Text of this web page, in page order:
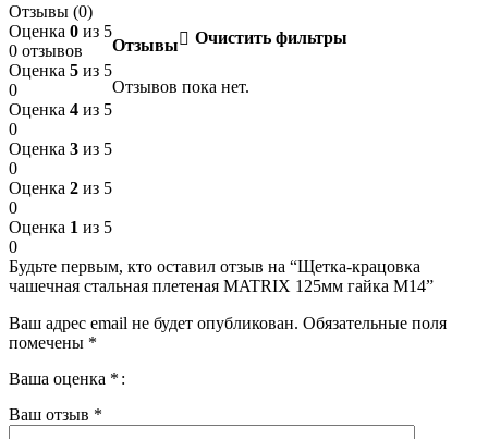
Отзывы (0)
Оценка 0 из 5
0 отзывов
Оценка 5 из 5
0
Оценка 4 из 5
0
Оценка 3 из 5
0
Оценка 2 из 5
0
Оценка 1 из 5
0
Отзывы Очистить фильтры
Отзывов пока нет.
Будьте первым, кто оставил отзыв на “Щетка-крацовка
чашечная стальная плетеная MATRIX 125мм гайка М14”
Ваш адрес email не будет опубликован. Обязательные поля
помечены *
Ваша оценка *
Ваш отзыв *